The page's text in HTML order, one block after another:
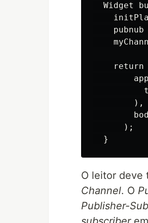
Widget
pubnub
return
        ),
      );
O leitor deve
Channel. O
Publisher-